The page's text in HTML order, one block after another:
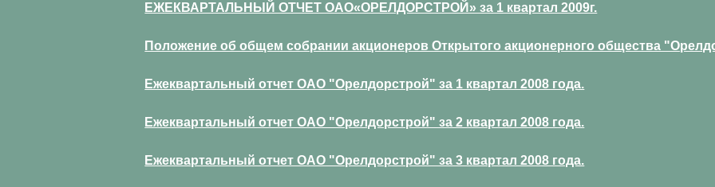
ЕЖЕКВАРТАЛЬНЫЙ ОТЧЕТ ОАО«ОРЕЛДОРСТРОЙ» за 1 квартал 2009г.
Положение об общем собрании акционеров Открытого акционерного общества
Ежеквартальный отчет ОАО "Орелдорстрой" за 1 квартал 2008 года.
Ежеквартальный отчет ОАО "Орелдорстрой" за 2 квартал 2008 года.
Ежеквартальный отчет ОАО "Орелдорстрой" за 3 квартал 2008 года.